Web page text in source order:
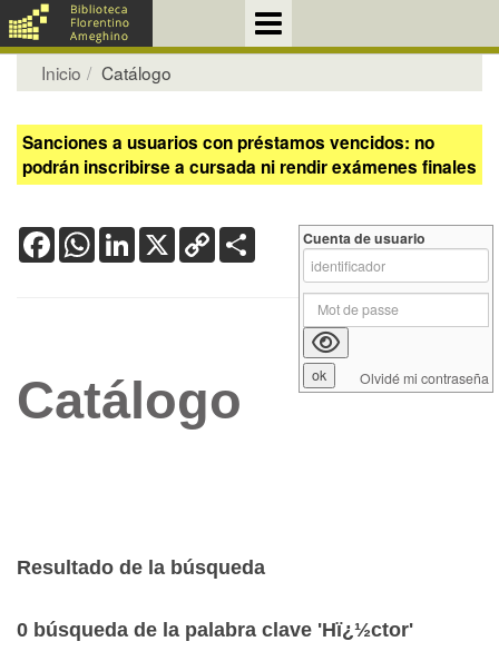
Inicio Catálogo
Sanciones a usuarios con préstamos vencidos: no
podrán inscribirse a cursada ni rendir exámenes finales
FacebookWhatsApp
LinkedIn
X Copy
Link
Catálogo
Resultado de la búsqueda
0 búsqueda de la palabra clave 'Hï¿½ctor'
Cuenta de usuario
Olvidé mi contraseña